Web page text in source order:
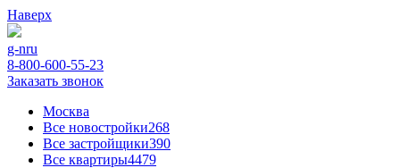
Наверх
g-nru
8-800-600-55-23
Заказать звонок
Москва
Все новостройки268
Все застройщики390
Все квартиры4479